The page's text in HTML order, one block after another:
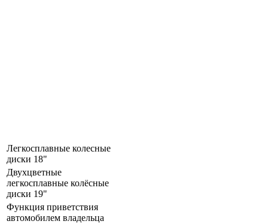
Легкосплавные колесные
диски 18"
Двухцветные
легкосплавные колёсные
диски 19"
Функция приветствия
автомобилем владельца